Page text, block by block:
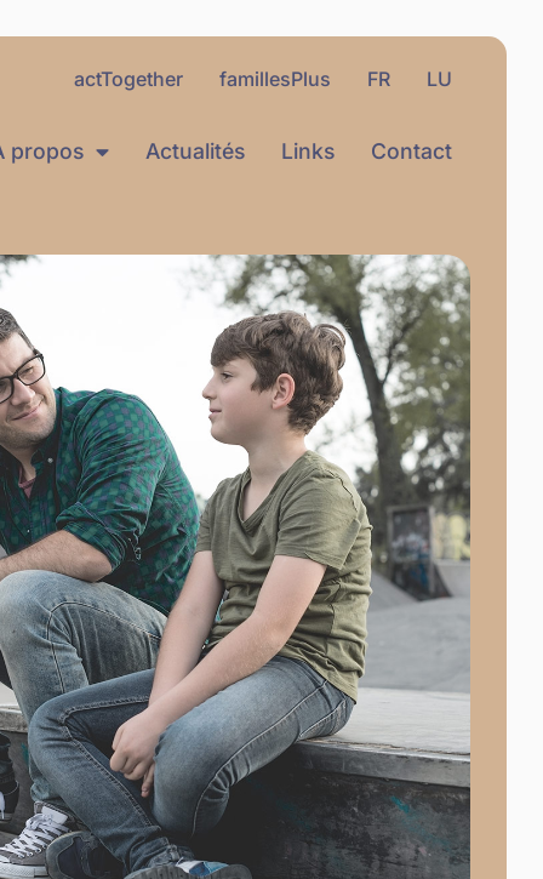
actTogether famillesPlus FR LU
propos Actualités Links Contact